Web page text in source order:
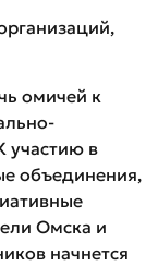
омичей к
участию в
объединения,
Омска и
начнется